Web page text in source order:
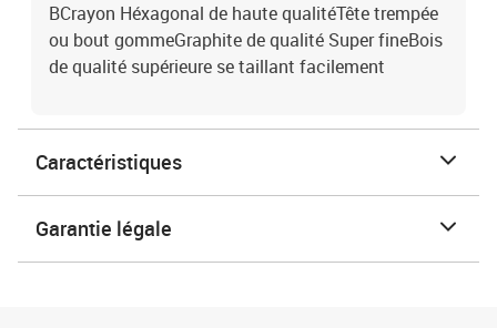
BCrayon Héxagonal de haute qualitéTête trempée
ou bout gommeGraphite de qualité Super fineBois
de qualité supérieure se taillant facilement
Caractéristiques
Garantie légale